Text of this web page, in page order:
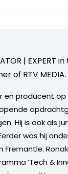
|
of RTV MEDIA.
en producent
Hij is ook als
was hij
Fremantle.
‘Tech &